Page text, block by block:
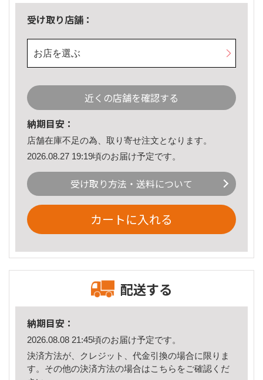
受け取り店舗：
お店を選ぶ
近くの店舗を確認する
納期目安：
店舗在庫不足の為、取り寄せ注文となります。
2026.08.27 19:19頃のお届け予定です。
受け取り方法・送料について
カートに入れる
配送する
納期目安：
2026.08.08 21:45頃のお届け予定です。
決済方法が、クレジット、代金引換の場合に限りま
す。その他の決済方法の場合はこちら をご確認くだ